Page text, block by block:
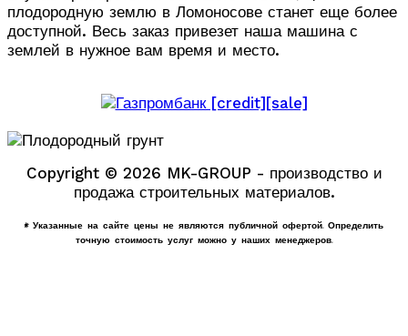
плодородную землю в Ломоносове станет еще более
доступной. Весь заказ привезет наша машина с
землей в нужное вам время и место.
Copyright © 2026 MK-GROUP - производство и
продажа строительных материалов.
* Указанные на сайте цены не являются публичной офертой. Определить
точную стоимость услуг можно у наших менеджеров.